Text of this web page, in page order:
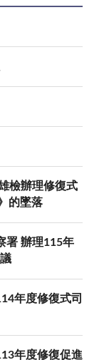
檢辦理修復式
的墜落
署 辦理115年
年度修復式司
年度修復促進